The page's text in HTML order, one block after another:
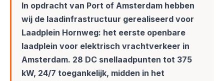
In opdracht van Port of Amsterdam hebben
wij de laadinfrastructuur gerealiseerd voor
Laadplein Hornweg: het eerste openbare
laadplein voor elektrisch vrachtverkeer in
Amsterdam. 28 DC snellaadpunten tot 375
kW, 24/7 toegankelijk, midden in het